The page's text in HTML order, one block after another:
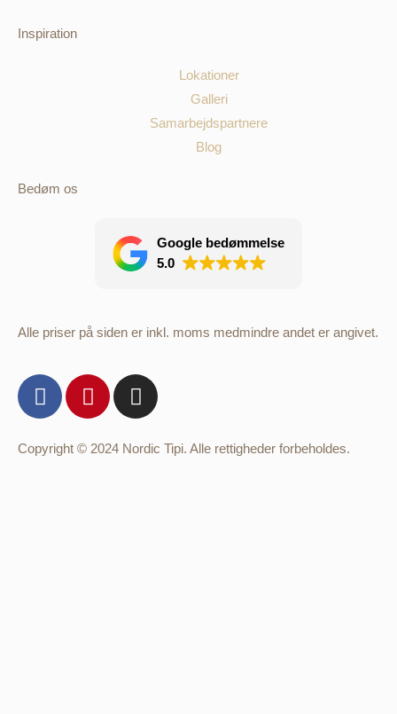
Inspiration
Lokationer
Galleri
Samarbejdspartnere
Blog
Bedøm os
Google bedømmelse
5.0
Copyright © 2024 Nordic Tipi. Alle rettigheder forbeholdes.
Alle priser på siden er inkl. moms medmindre andet er angivet.